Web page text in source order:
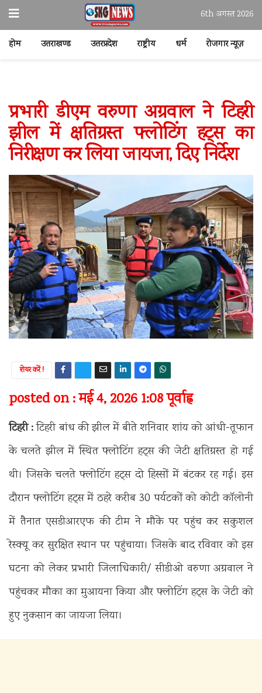
6th अगस्त 2026
होम उत्तराखण्ड उत्तरप्रदेश राष्ट्रीय धर्म रोजगार न्यूज़
प्रभारी डीएम वरुणा अग्रवाल ने टिहरी
झील में क्षतिग्रस्त फ्लोटिंग हट्स का
निरीक्षण कर लिया जायजा, दिए निर्देश
शेयर करें !
posted on : मई 4, 2026 1:08 पूर्वाह्न
टिहरी :टिहरी बांध की झील में बीते शनिवार शांय को आंधी-तूफान
के चलते झील में स्थित फ्लोटिंग हट्स की जेटी क्षतिग्रस्त हो गई
थी। जिसके चलते फ्लोटिंग हट्स दो हिस्सों में बंटकर रह गई। इस
दौरान फ्लोटिंग हट्स में ठहरे करीब 30 पर्यटकों को कोटी कॉलोनी
में तैनात एसडीआरएफ की टीम ने मौके पर पहुंच कर सकुशल
रेस्क्यू कर सुरक्षित स्थान पर पहुंचाया। जिसके बाद रविवार को इस
घटना को लेकर प्रभारी जिलाधिकारी/ सीडीओ वरुणा अग्रवाल ने
पहुंचकर मौका का मुआयना किया और फ्लोटिंग हट्स के जेटी को
हुए नुकसान का जायजा लिया।